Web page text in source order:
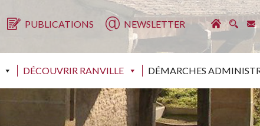
PUBLICATIONS NEWSLETTER
DÉCOUVRIR RANVILLE DÉMARCHES